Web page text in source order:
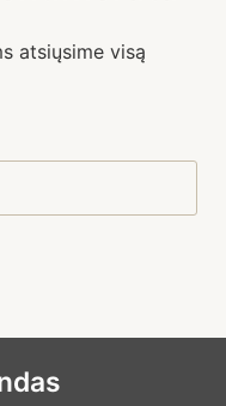
atsiųsime visą